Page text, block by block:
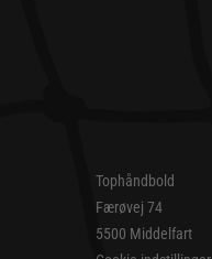
Tophåndbold
Færøvej 74
5500 Middelfart